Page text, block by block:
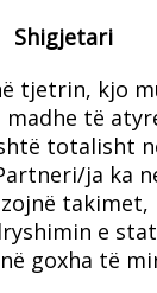
Shigjetari
tjetrin, kjo
të
totalisht
ja ka
takimet,
e
goxha të